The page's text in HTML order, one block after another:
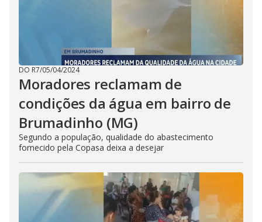
DO R7/05/04/2024
Moradores reclamam de
condições da água em bairro de
Brumadinho (MG)
Segundo a população, qualidade do abastecimento
fornecido pela Copasa deixa a desejar